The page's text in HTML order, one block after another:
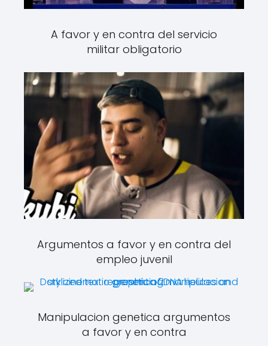
A favor y en contra del servicio
militar obligatorio
Argumentos a favor y en contra del
empleo juvenil
Manipulacion genetica argumentos
a favor y en contra